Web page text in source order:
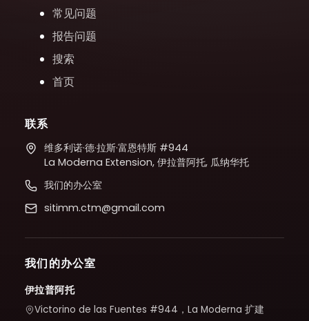
常见问题
报告问题
搜索
首页
联系
维多利诺·德·拉斯·富恩特斯 #944
La Moderna Extension, 伊拉普阿托, 瓜纳华托
我们的办公室
sitimm.ctm@gmail.com
我们的办公室
伊拉普阿托
Victorino de las Fuentes #944，La Moderna 扩建